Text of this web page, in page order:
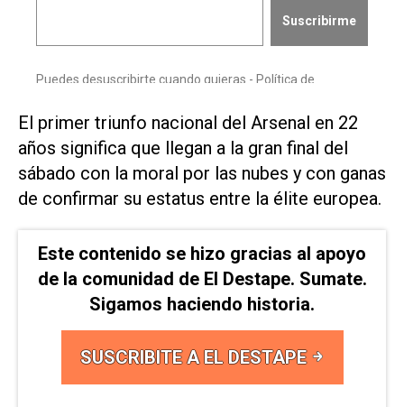
El primer triunfo ⁠nacional del Arsenal en 22
⁠años significa que llegan a la gran final del
sábado con la moral por las nubes y ⁠con ganas
de confirmar su estatus ​entre la élite europea.
Este contenido se hizo gracias al apoyo
de la comunidad de El Destape. Sumate.
Sigamos haciendo historia.
SUSCRIBITE A EL DESTAPE